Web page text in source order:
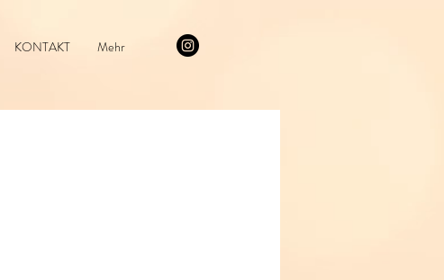
KONTAKT Mehr